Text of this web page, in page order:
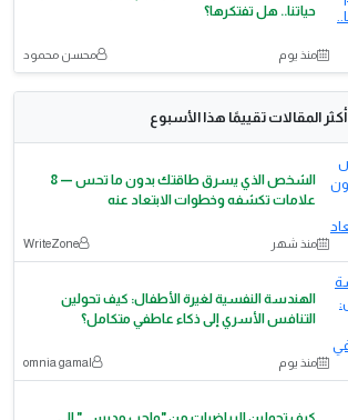
حياتنا.. هل تفتكرها؟
منذ يوم محسن محمود
أكثر المقالات تقييمًا هذا الأسبوع
الشخص الذي يسرق طاقتك بدون ما تحس — 8
علامات تكشفه وخطوات الابتعاد عنه
منذ شهر WriteZone
الهندسة النفسية لغيرة الأطفال: كيف تحولين
التنافس الأسري إلى ذكاء عاطفي متكامل؟
منذ يوم omnia gamal